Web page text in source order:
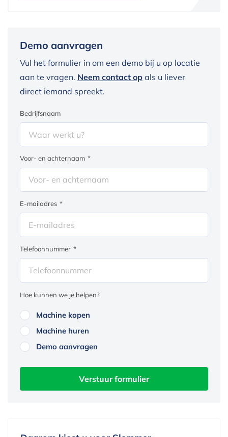
Demo aanvragen
Vul het formulier in om een demo bij u op locatie
aan te vragen. Neem contact op als u liever
direct iemand spreekt.
Bedrijfsnaam
Voor- en achternaam *
E-mailadres *
Telefoonnummer *
Hoe kunnen we je helpen?
Machine kopen
Machine huren
Demo aanvragen
Verstuur formulier